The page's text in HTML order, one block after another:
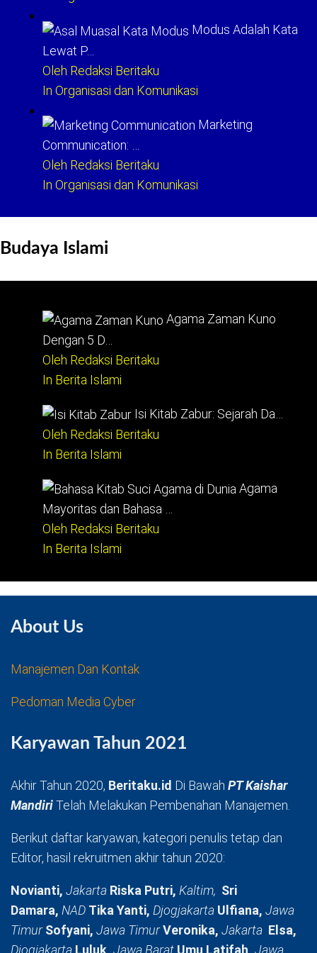
Modus Adalah Kata
Lewat P…
Oleh Redaksi Beritaku
In Organisasi dan Komunikasi
Marketing
Communication: …
Oleh Redaksi Beritaku
In Organisasi dan Komunikasi
Budaya Islami
Agama Zaman Kuno
Dengan 5 D…
Oleh Redaksi Beritaku
In Berita Islami
Isi Kitab Zabur: Sejarah Da…
Oleh Redaksi Beritaku
In Berita Islami
Agama
Mayoritas dan Bahasa …
Oleh Redaksi Beritaku
In Berita Islami
About Us
Manajemen Dan Kontak
Pedoman Media Cyber
Karyawan Tahun 2021
Akhir Tahun 2020, Beritaku.id Di Bawah PT Kaishar
MandiriTelah Melakukan Pembenahan Manajemen.
Berikut daftar karyawan, kategori penulis tetap dan
Editor, hasil rekruitmen akhir tahun 2020:
Novianti, Jakarta Riska Putri, Kaltim, Sri
Damara, NAD Tika Yanti, Djogjakarta Ulfiana, Jawa
TimurSofyani, Jawa TimurVeronika, Jakarta Elsa,
Djogjakarta Luluk, Jawa Barat Umu Latifah, Jawa